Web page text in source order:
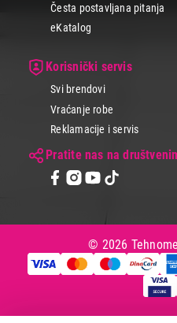
Česta postavljana pitanja
eKatalog
Korisnički servis
Svi brendovi
Vraćanje robe
Reklamacije i servis
Pratite nas na
© 2026